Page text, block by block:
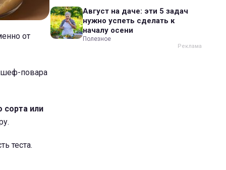
от
шеф-повара
или
теста.
Август на даче: эти 5 задач
нужно успеть сделать к
началу осени
Полезное